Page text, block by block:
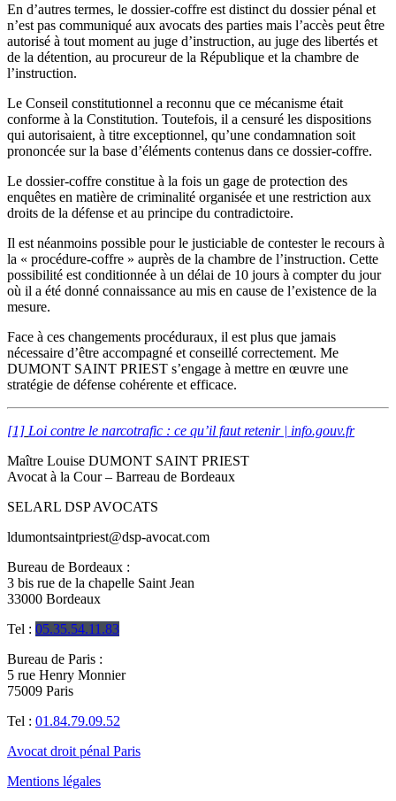
En d’autres termes, le dossier-coffre est distinct du dossier pénal et
n’est pas communiqué aux avocats des parties mais l’accès peut être
autorisé à tout moment au juge d’instruction, au juge des libertés et
de la détention, au procureur de la République et la chambre de
l’instruction.
Le Conseil constitutionnel a reconnu que ce mécanisme était
conforme à la Constitution. Toutefois, il a censuré les dispositions
qui autorisaient, à titre exceptionnel, qu’une condamnation soit
prononcée sur la base d’éléments contenus dans ce dossier-coffre.
Le dossier-coffre constitue à la fois un gage de protection des
enquêtes en matière de criminalité organisée et une restriction aux
droits de la défense et au principe du contradictoire.
Il est néanmoins possible pour le justiciable de contester le recours à
la « procédure-coffre » auprès de la chambre de l’instruction. Cette
possibilité est conditionnée à un délai de 10 jours à compter du jour
où il a été donné connaissance au mis en cause de l’existence de la
mesure.
Face à ces changements procéduraux, il est plus que jamais
nécessaire d’être accompagné et conseillé correctement. Me
DUMONT SAINT PRIEST s’engage à mettre en œuvre une
stratégie de défense cohérente et efficace.
[1] Loi contre le narcotrafic : ce qu’il faut retenir | info.gouv.fr
Maître Louise DUMONT SAINT PRIEST
Avocat à la Cour – Barreau de Bordeaux
SELARL DSP AVOCATS
ldumontsaintpriest@dsp-avocat.com
Bureau de Bordeaux :
3 bis rue de la chapelle Saint Jean
33000 Bordeaux
Tel : 05.35.54.11.83
Bureau de Paris :
5 rue Henry Monnier
75009 Paris
Tel : 01.84.79.09.52
Avocat droit pénal Paris
Mentions légales